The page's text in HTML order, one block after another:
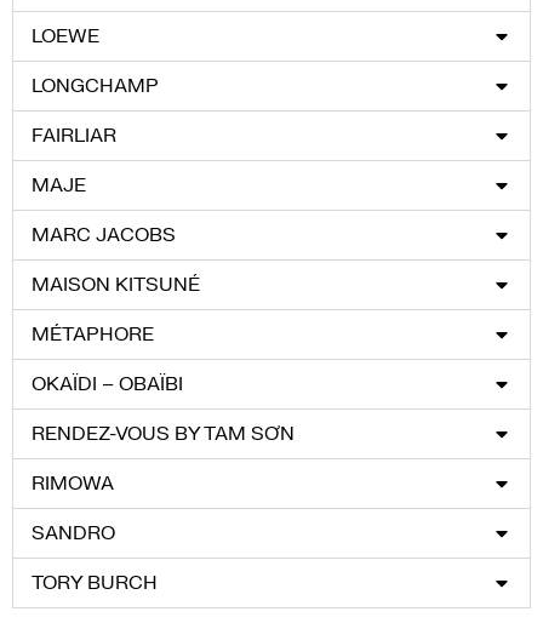
LOEWE
LONGCHAMP
FAIRLIAR
MAJE
MARC JACOBS
MAISON KITSUNÉ
MÉTAPHORE
OKAÏDI – OBAÏBI
RENDEZ-VOUS BY TAM SƠN​
RIMOWA
SANDRO
TORY BURCH